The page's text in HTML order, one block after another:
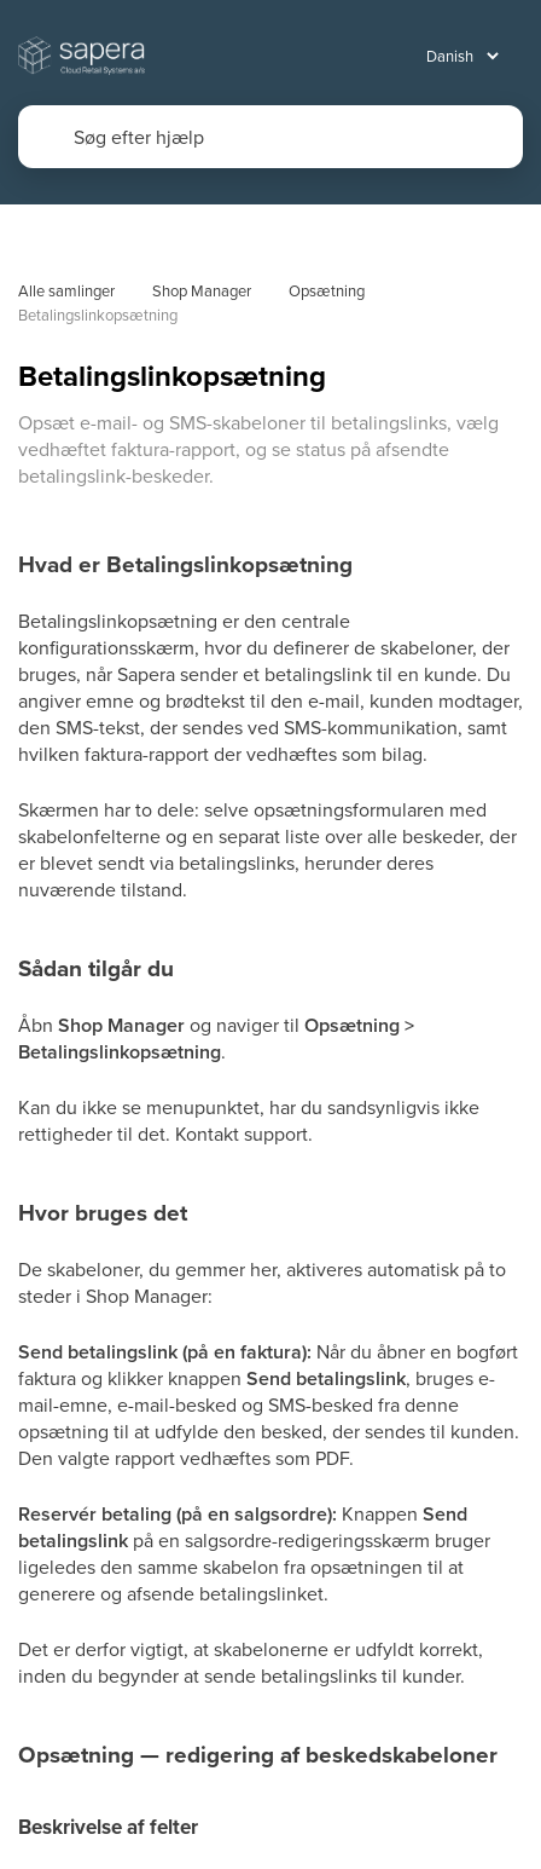
Alle samlinger Shop Manager
Opsætning
Betalingslinkopsætning
Betalingslinkopsætning
Opsæt e-mail- og SMS-skabeloner til betalingslinks, vælg
vedhæftet faktura-rapport, og se status på afsendte
betalingslink-beskeder.
Hvad er Betalingslinkopsætning
Betalingslinkopsætning er den centrale
konfigurationsskærm, hvor du definerer de skabeloner, der
bruges, når Sapera sender et betalingslink til en kunde. Du
angiver emne og brødtekst til den e-mail, kunden modtager,
den SMS-tekst, der sendes ved SMS-kommunikation, samt
hvilken faktura-rapport der vedhæftes som bilag.
Skærmen har to dele: selve opsætningsformularen med
skabelonfelterne og en separat liste over alle beskeder, der
er blevet sendt via betalingslinks, herunder deres
nuværende tilstand.
Sådan tilgår du
Åbn Shop Managerog naviger til Opsætning >
Betalingslinkopsætning.
Kan du ikke se menupunktet, har du sandsynligvis ikke
rettigheder til det. Kontakt support.
Hvor bruges det
De skabeloner, du gemmer her, aktiveres automatisk på to
steder i Shop Manager:
Send betalingslink (på en faktura): Når du åbner en bogført
faktura og klikker knappen Send betalingslink, bruges e-
mail-emne, e-mail-besked og SMS-besked fra denne
opsætning til at udfylde den besked, der sendes til kunden.
Den valgte rapport vedhæftes som PDF.
Reservér betaling (på en salgsordre): Knappen Send
betalingslink på en salgsordre-redigeringsskærm bruger
ligeledes den samme skabelon fra opsætningen til at
generere og afsende betalingslinket.
Det er derfor vigtigt, at skabelonerne er udfyldt korrekt,
inden du begynder at sende betalingslinks til kunder.
Opsætning — redigering af beskedskabeloner
Beskrivelse af felter